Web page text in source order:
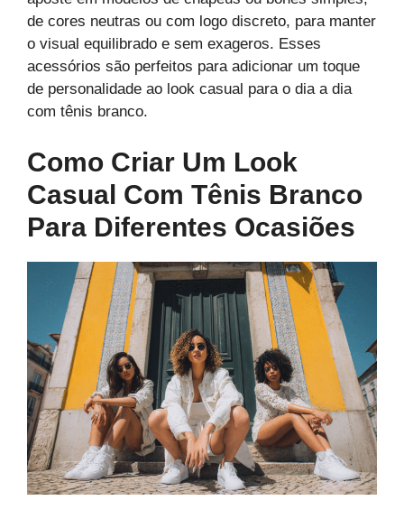
de cores neutras ou com logo discreto, para manter
o visual equilibrado e sem exageros. Esses
acessórios são perfeitos para adicionar um toque
de personalidade ao look casual para o dia a dia
com tênis branco.
Como Criar Um Look
Casual Com Tênis Branco
Para Diferentes Ocasiões